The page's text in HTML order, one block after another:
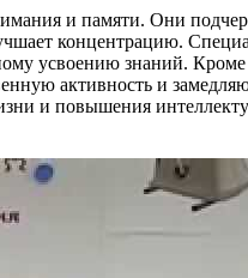
и памяти. Они
концентрацию.
усвоению знаний. Кроме
активность и
и повышения